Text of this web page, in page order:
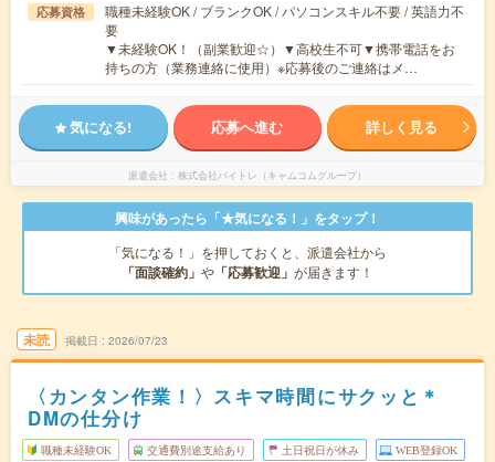
応募資格
職種未経験OK / ブランクOK / パソコンスキル不要 / 英語力不
要
▼未経験OK！（副業歓迎☆）▼高校生不可▼携帯電話をお
持ちの方（業務連絡に使用）※応募後のご連絡はメ…
気になる! 応募へ進む 詳しく見る
派遣会社 株式会社バイトレ（キャムコムグループ）
興味があったら「★気になる！」をタップ！
「気になる！」を押しておくと、派遣会社から
「面談確約」 や 「応募歓迎」 が届きます！
未読 掲載日 2026/07/23
〈カンタン作業！〉スキマ時間にサクッと＊
DMの仕分け
職種未経験OK 交通費別途支給あり 土日祝日が休み WEB登録OK